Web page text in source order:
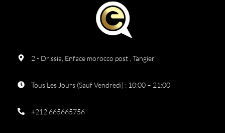
2 - Drissia, Enface morocco post , Tangier
Tous Les Jours (Sauf Vendredi) : 10:00 – 21:00
+212 665665756